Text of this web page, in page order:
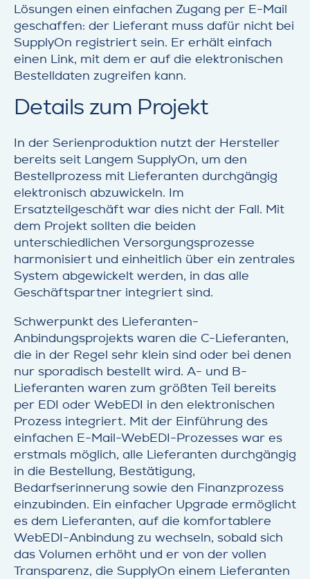
Lösungen einen einfachen Zugang per E-Mail
geschaffen: der Lieferant muss dafür nicht bei
SupplyOn registriert sein. Er erhält einfach
einen Link, mit dem er auf die elektronischen
Bestelldaten zugreifen kann.
Details zum Projekt
In der Serienproduktion nutzt der Hersteller
bereits seit Langem SupplyOn, um den
Bestellprozess mit Lieferanten durchgängig
elektronisch abzuwickeln. Im
Ersatzteilgeschäft war dies nicht der Fall. Mit
dem Projekt sollten die beiden
unterschiedlichen Versorgungsprozesse
harmonisiert und einheitlich über ein zentrales
System abgewickelt werden, in das alle
Geschäftspartner integriert sind.
Schwerpunkt des Lieferanten-
Anbindungsprojekts waren die C-Lieferanten,
die in der Regel sehr klein sind oder bei denen
nur sporadisch bestellt wird. A- und B-
Lieferanten waren zum größten Teil bereits
per EDI oder WebEDI in den elektronischen
Prozess integriert. Mit der Einführung des
einfachen E-Mail-WebEDI-Prozesses war es
erstmals möglich, alle Lieferanten durchgängig
in die Bestellung, Bestätigung,
Bedarfserinnerung sowie den Finanzprozess
einzubinden. Ein einfacher Upgrade ermöglicht
es dem Lieferanten, auf die komfortablere
WebEDI-Anbindung zu wechseln, sobald sich
das Volumen erhöht und er von der vollen
Transparenz, die SupplyOn einem Lieferanten